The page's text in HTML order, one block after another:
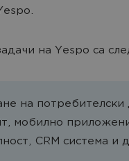
на Yespo са
на потребителски
мобилно
CRM система и